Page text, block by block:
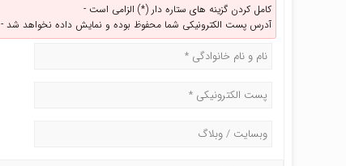
کامل کردن گزینه های ستاره دار (*) الزامی است -
آدرس پست الکترونیکی شما محفوظ بوده و نمایش داده نخواهد شد -